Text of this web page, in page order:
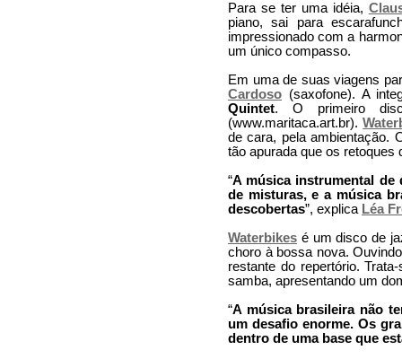
Para se ter uma idéia,
piano, sai para
impressionado com a
um único compasso.
Em uma de suas viagens
Cardoso (saxofone). A
Quintet. O primeiro
(www.maritaca.art.br).
de cara, pela ambientação.
tão apurada que os
“A música instrumental de
de misturas, e a música
descobertas”, explica Léa
Waterbikes é um disco de
choro à bossa nova.
restante do repertório.
samba, apresentando um
“A música brasileira não
um desafio enorme. Os
dentro de uma base que